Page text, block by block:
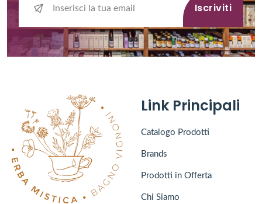
Iscriviti
Link Principali
Catalogo Prodotti
Brands
Prodotti in Offerta
Chi Siamo